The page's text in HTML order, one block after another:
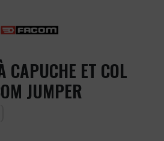
CAPUCHE ET COL
JUMPER